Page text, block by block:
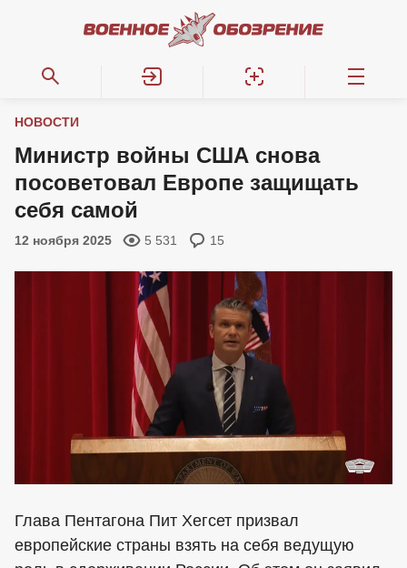
НОВОСТИ
Министр войны США снова
посоветовал Европе защищать
себя самой
12 ноября 2025 5 531 15
Глава Пентагона Пит Хегсет призвал
европейские страны взять на себя ведущую